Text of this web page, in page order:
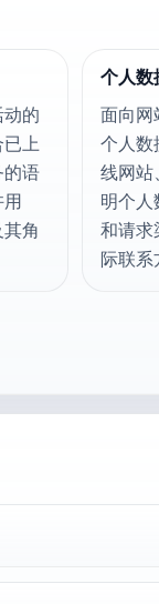
的
上
语
角
个人数
面向网
个人数
线网站
明个
和请求
际联系